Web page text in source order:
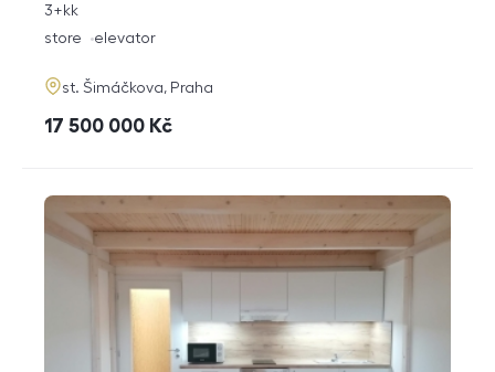
rozměry
disposition
3+kk
funkce
store elevator
adresa
st. Šimáčkova, Praha
cena
17 500 000 Kč